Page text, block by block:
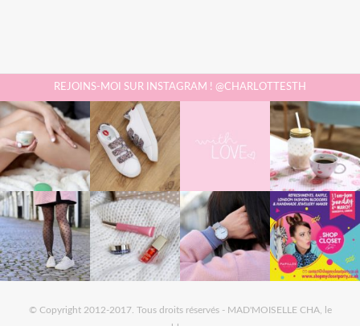
REJOINS-MOI SUR INSTAGRAM ! @CHARLOTTESTH
© Copyright 2012-2017. Tous droits réservés - MAD'MOISELLE CHA, le